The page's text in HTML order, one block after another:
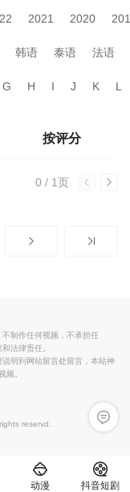
2021 2020
韩语 泰语 法语
G H I J K L
按评分
0 / 1页
留言反
制作任何视频，不承担任
法律责任。
明到网站留言处留言，本站神
频。
reservd.
动漫 抖音短剧